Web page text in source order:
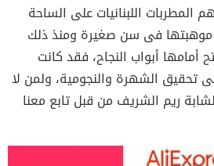
اللبنانيات على الساحة
موهبتها فى سن صغيرة ومنذ ذلك
أبواب النجاح، فقد كانت
تحقيق الشهرة والنجومية، ولمن لا
ريم الشريف من قبل تابع معنا